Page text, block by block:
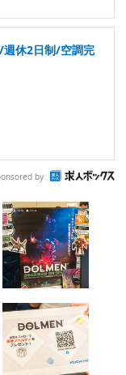
休2日制/空調完
by